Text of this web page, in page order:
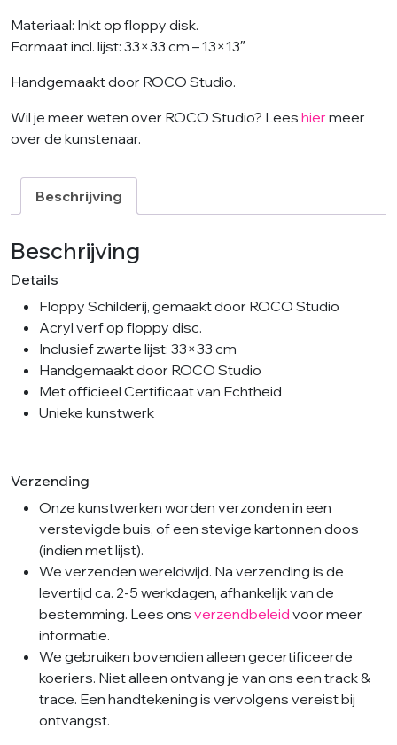
Materiaal: Inkt op floppy disk.
Formaat incl. lijst: 33×33 cm – 13×13″
Handgemaakt door ROCO Studio.
Wil je meer weten over ROCO Studio? Lees hier meer
over de kunstenaar.
Beschrijving
Beschrijving
Details
Floppy Schilderij, gemaakt door ROCO Studio
Acryl verf op floppy disc.
Inclusief zwarte lijst: 33×33 cm
Handgemaakt door ROCO Studio
Met officieel Certificaat van Echtheid
Unieke kunstwerk
Verzending
Onze kunstwerken worden verzonden in een
verstevigde buis, of een stevige kartonnen doos
(indien met lijst).
We verzenden wereldwijd. Na verzending is de
levertijd ca. 2-5 werkdagen, afhankelijk van de
bestemming. Lees ons verzendbeleid voor meer
informatie.
We gebruiken bovendien alleen gecertificeerde
koeriers. Niet alleen ontvang je van ons een track &
trace. Een handtekening is vervolgens vereist bij
ontvangst.